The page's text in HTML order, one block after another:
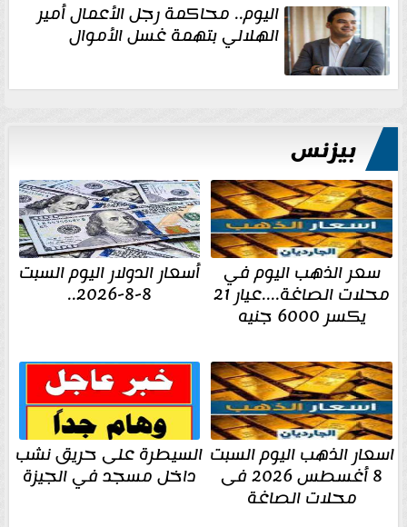
اليوم.. محاكمة رجل الأعمال أمير
الهلالي بتهمة غسل الأموال
بيزنس
سعر الذهب اليوم في
محلات الصاغة....عيار 21
يكسر 6000 جنيه
أسعار الدولار اليوم السبت
8-8-2026..
اسعار الذهب اليوم السبت
8 أغسطس 2026 فى
محلات الصاغة
السيطرة على حريق نشب
داخل مسجد في الجيزة